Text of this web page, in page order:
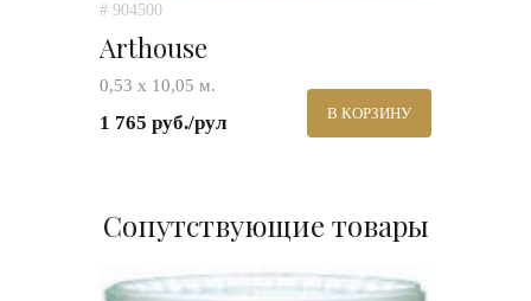
# 904500
Arthouse
0,53 х 10,05 м.
1 765 руб./рул В КОРЗИНУ
Сопутствующие товары